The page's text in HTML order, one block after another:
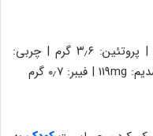
کالری: ۱۳۸ | کربوهیدرات ها: ۸٫۴ گرم | پروتئین: ۳٫۶ گرم | چربی: